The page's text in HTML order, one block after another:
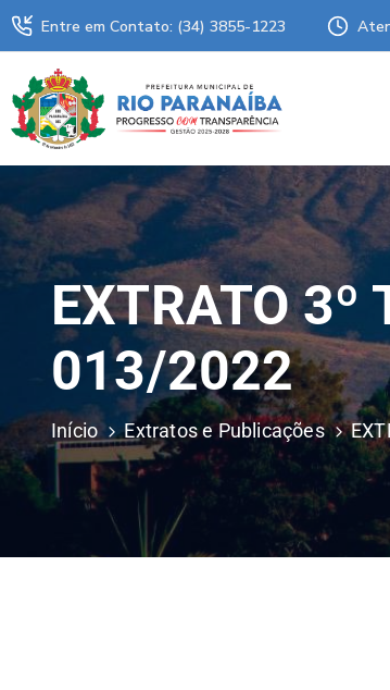
Entre em Contato: (34) 3855-1223
EXTRATO 3º
013/2022
Início Extratos e Publicações